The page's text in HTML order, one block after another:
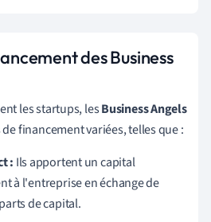
des Business
les startups, lesBusiness Angels
financement variées, telles que :
: Ils apportent un capital
à l'entreprise en échange de
de capital.